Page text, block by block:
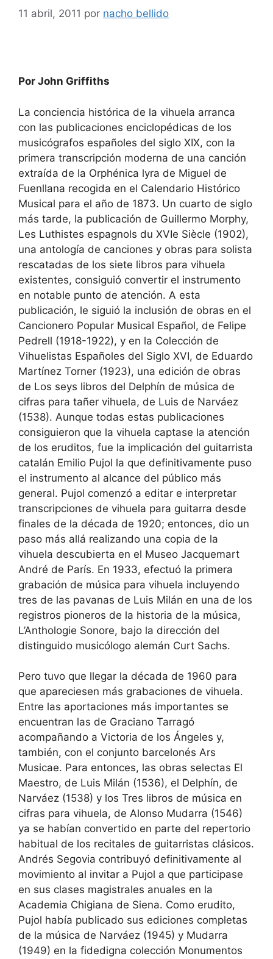
11 abril, 2011 por nacho bellido
Por John Griffiths
La conciencia histórica de la vihuela arranca
con las publicaciones enciclopédicas de los
musicógrafos españoles del siglo XIX, con la
primera transcripción moderna de una canción
extraída de la Orphénica lyra de Miguel de
Fuenllana recogida en el Calendario Histórico
Musical para el año de 1873. Un cuarto de siglo
más tarde, la publicación de Guillermo Morphy,
Les Luthistes espagnols du XVIe Siècle (1902),
una antología de canciones y obras para solista
rescatadas de los siete libros para vihuela
existentes, consiguió convertir el instrumento
en notable punto de atención. A esta
publicación, le siguió la inclusión de obras en el
Cancionero Popular Musical Español, de Felipe
Pedrell (1918-1922), y en la Colección de
Vihuelistas Españoles del Siglo XVI, de Eduardo
Martínez Torner (1923), una edición de obras
de Los seys libros del Delphín de música de
cifras para tañer vihuela, de Luis de Narváez
(1538). Aunque todas estas publicaciones
consiguieron que la vihuela captase la atención
de los eruditos, fue la implicación del guitarrista
catalán Emilio Pujol la que definitivamente puso
el instrumento al alcance del público más
general. Pujol comenzó a editar e interpretar
transcripciones de vihuela para guitarra desde
finales de la década de 1920; entonces, dio un
paso más allá realizando una copia de la
vihuela descubierta en el Museo Jacquemart
André de París. En 1933, efectuó la primera
grabación de música para vihuela incluyendo
tres de las pavanas de Luis Milán en una de los
registros pioneros de la historia de la música,
L’Anthologie Sonore, bajo la dirección del
distinguido musicólogo alemán Curt Sachs.
Pero tuvo que llegar la década de 1960 para
que apareciesen más grabaciones de vihuela.
Entre las aportaciones más importantes se
encuentran las de Graciano Tarragó
acompañando a Victoria de los Ángeles y,
también, con el conjunto barcelonés Ars
Musicae. Para entonces, las obras selectas El
Maestro, de Luis Milán (1536), el Delphín, de
Narváez (1538) y los Tres libros de música en
cifras para vihuela, de Alonso Mudarra (1546)
ya se habían convertido en parte del repertorio
habitual de los recitales de guitarristas clásicos.
Andrés Segovia contribuyó definitivamente al
movimiento al invitar a Pujol a que participase
en sus clases magistrales anuales en la
Academia Chigiana de Siena. Como erudito,
Pujol había publicado sus ediciones completas
de la música de Narváez (1945) y Mudarra
(1949) en la fidedigna colección Monumentos